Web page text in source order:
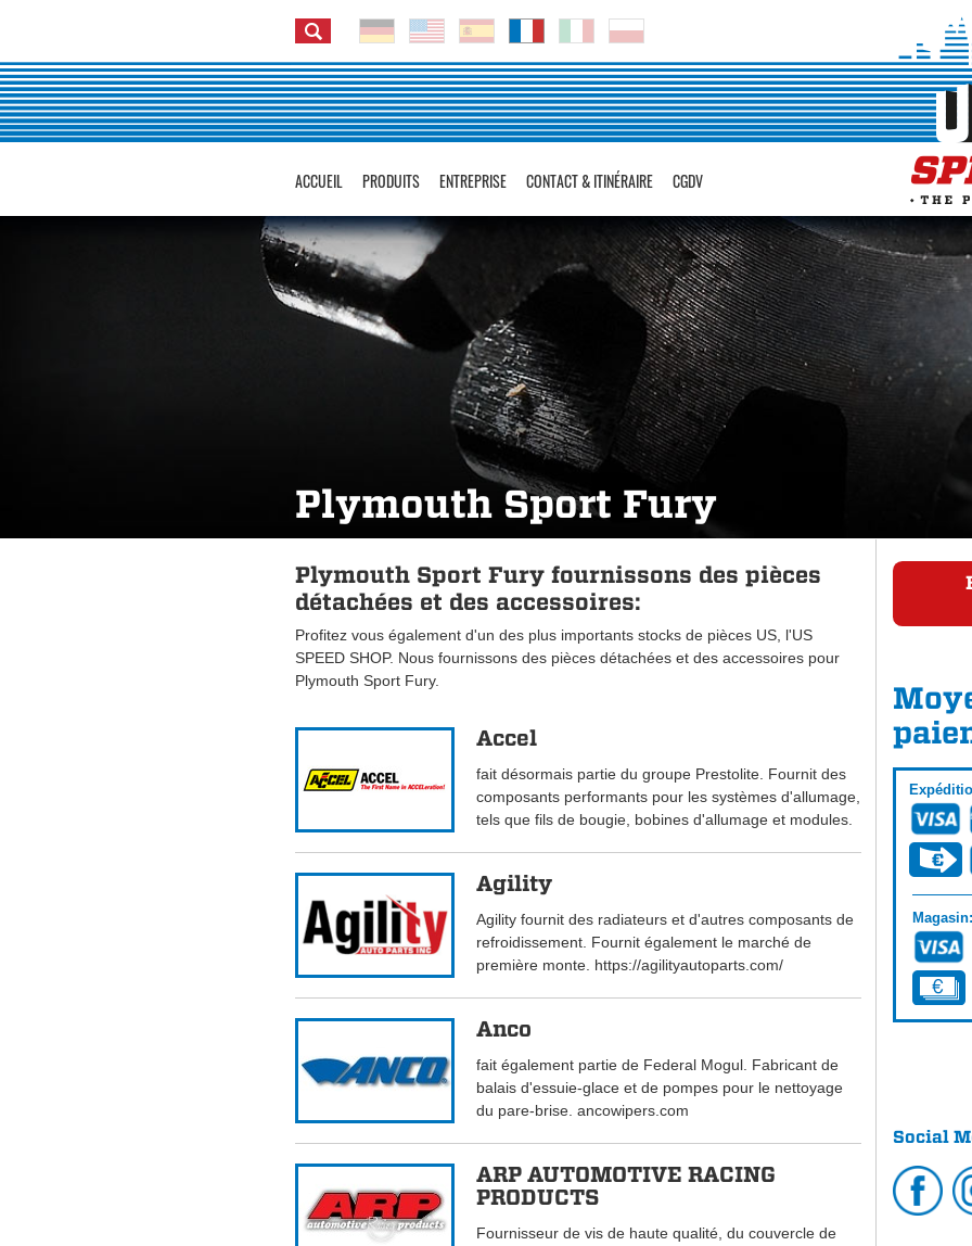
ACCUEIL PRODUITS ENTREPRISE CONTACT & ITINÉRAIRE CGDV
Plymouth Sport Fury
Plymouth Sport Fury fournissons des pièces
détachées et des accessoires:
Profitez vous également d'un des plus importants stocks de pièces US, l'US
SPEED SHOP. Nous fournissons des pièces détachées et des accessoires pour
Plymouth Sport Fury.
Accel
fait désormais partie du groupe Prestolite. Fournit des
composants performants pour les systèmes d'allumage,
tels que fils de bougie, bobines d'allumage et modules.
Agility
Agility fournit des radiateurs et d'autres composants de
refroidissement. Fournit également le marché de
première monte. https://agilityautoparts.com/
Anco
fait également partie de Federal Mogul. Fabricant de
balais d'essuie-glace et de pompes pour le nettoyage
du pare-brise. ancowipers.com
ARP AUTOMOTIVE RACING
PRODUCTS
Fournisseur de vis de haute qualité, du couvercle de
Magasin:
Social